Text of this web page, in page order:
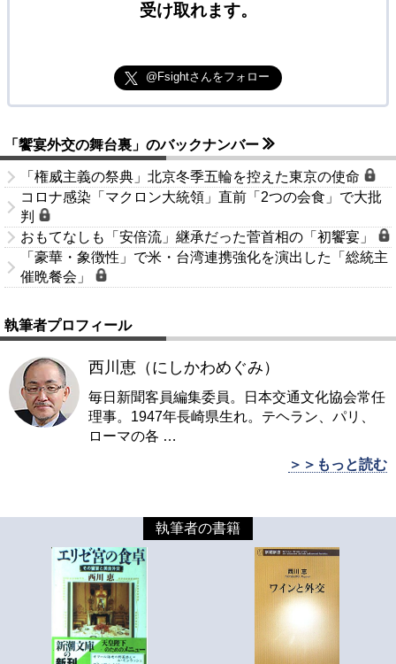
受け取れます。
@Fsightさんをフォロー
「饗宴外交の舞台裏」のバックナンバー
「権威主義の祭典」北京冬季五輪を控えた東京の使命
コロナ感染「マクロン大統領」直前「2つの会食」で大批
判
おもてなしも「安倍流」継承だった菅首相の「初饗宴」
「豪華・象徴性」で米・台湾連携強化を演出した「総統主
催晩餐会」
執筆者プロフィール
西川恵（にしかわめぐみ）
毎日新聞客員編集委員。日本交通文化協会常任
理事。1947年長崎県生れ。テヘラン、パリ、
ローマの各 …
＞＞もっと読む
執筆者の書籍